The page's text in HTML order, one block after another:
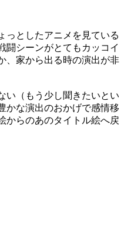
っとしたアニメを見ている
闘シーンがとてもカッコイ
、家から出る時の演出が非
い（もう少し聞きたいとい
かな演出のおかげで感情移
からのあのタイトル絵へ戻